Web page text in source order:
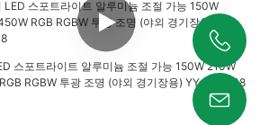
스포트라이트 알루미늄 조절 가능 150W 210W
RGBW 투광 조명 (야외 경기장용) YY-SG0018